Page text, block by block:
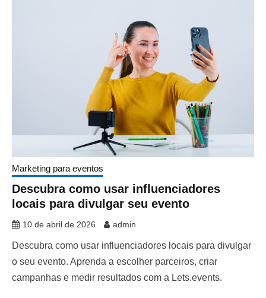
Marketing para eventos
Descubra como usar influenciadores
locais para divulgar seu evento
10 de abril de 2026 admin
Descubra como usar influenciadores locais para divulgar
o seu evento. Aprenda a escolher parceiros, criar
campanhas e medir resultados com a Lets.events.